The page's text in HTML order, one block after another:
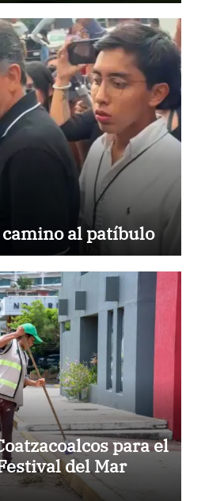
al patíbulo
para el
del Mar